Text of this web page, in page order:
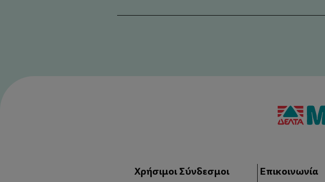
Χρήσιμοι Σύνδεσμοι Επικοινωνία